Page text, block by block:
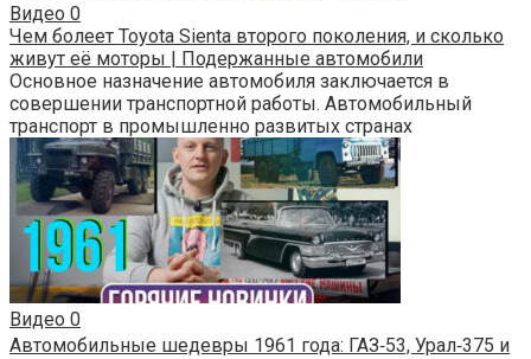
Видео 0
Чем болеет Toyota Sienta второго поколения, и сколько
живут её моторы | Подержанные автомобили
Основное назначение автомобиля заключается в
совершении транспортной работы. Автомобильный
транспорт в промышленно развитых странах
Видео 0
Автомобильные шедевры 1961 года: ГАЗ‑53, Урал‑375 и